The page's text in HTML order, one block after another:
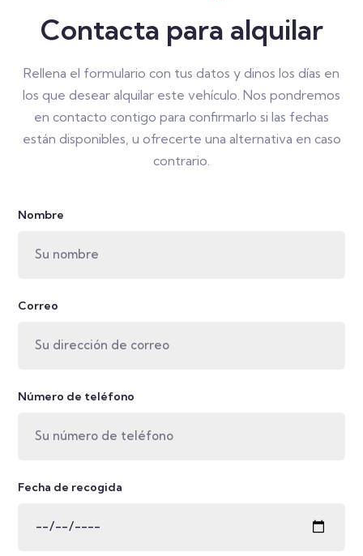
Contacta para alquilar
Rellena el formulario con tus datos y dinos los días en
los que desear alquilar este vehículo. Nos pondremos
en contacto contigo para confirmarlo si las fechas
están disponibles, u ofrecerte una alternativa en caso
contrario.
Nombre
Correo
Número de teléfono
Fecha de recogida